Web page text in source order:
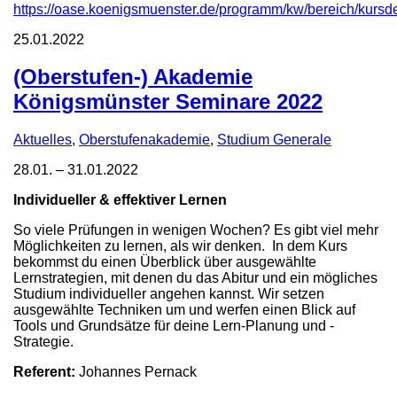
https://oase.koenigsmuenster.de/programm/kw/bereich/
25.01.2022
(Oberstufen-) Akademie
Königsmünster Seminare 2022
Aktuelles, Oberstufenakademie, Studium Generale
28.01. – 31.01.2022
Individueller & effektiver Lernen
So viele Prüfungen in wenigen Wochen? Es gibt viel mehr
Möglichkeiten zu lernen, als wir denken. In dem Kurs
bekommst du einen Überblick über ausgewählte
Lernstrategien, mit denen du das Abitur und ein mögliches
Studium individueller angehen kannst. Wir setzen
ausgewählte Techniken um und werfen einen Blick auf
Tools und Grundsätze für deine Lern-Planung und -
Strategie.
Referent: Johannes Pernack